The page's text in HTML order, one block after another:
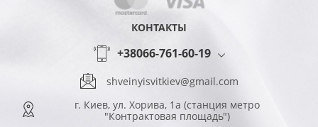
КОНТАКТЫ
+38066-761-60-19
shveinyisvitkiev@gmail.com
г. Киев, ул. Хорива, 1а (станция метро
"Контрактовая площадь")